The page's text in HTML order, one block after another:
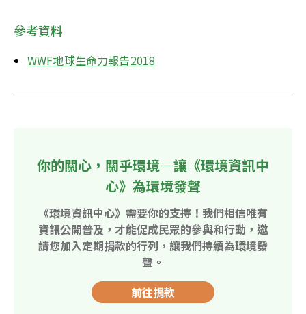
參考資料
WWF地球生命力報告2018
你的關心，關乎環境—讓《環境資訊中
心》為環境發聲
《環境資訊中心》需要你的支持！我們相信唯有
資訊公開普及，才能促成民眾的參與和行動，邀
請您加入定期捐款的行列，讓我們持續為環境發
聲。
前往捐款